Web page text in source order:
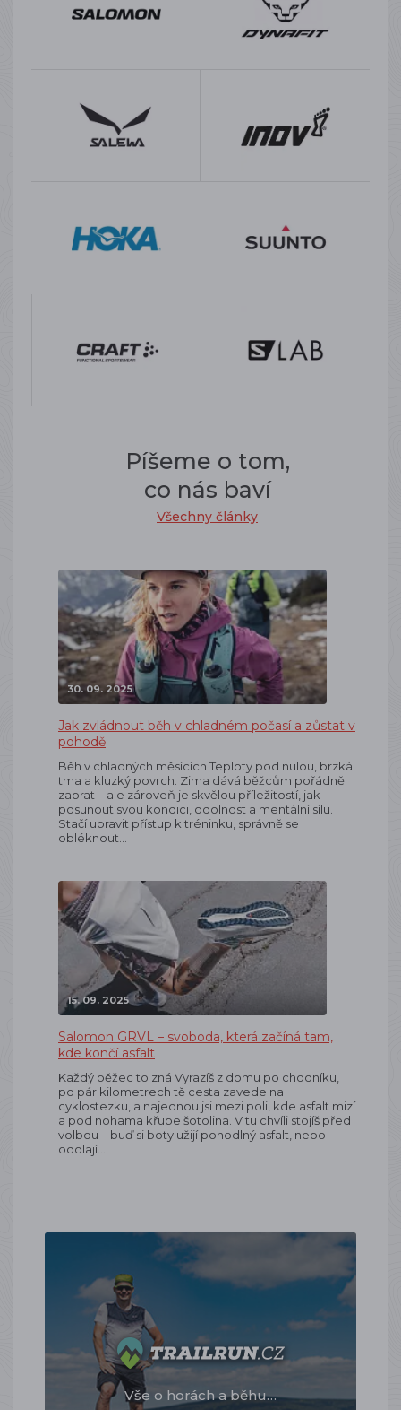
Píšeme o tom,
co nás baví
Všechny články
30. 09. 2025
Jak zvládnout běh v chladném počasí a zůstat v
pohodě
Běh v chladných měsících Teploty pod nulou, brzká
tma a kluzký povrch. Zima dává běžcům pořádně
zabrat – ale zároveň je skvělou příležitostí, jak
posunout svou kondici, odolnost a mentální sílu.
Stačí upravit přístup k tréninku, správně se
obléknout…
15. 09. 2025
Salomon GRVL – svoboda, která začíná tam,
kde končí asfalt
Každý běžec to zná Vyrazíš z domu po chodníku,
po pár kilometrech tě cesta zavede na
cyklostezku, a najednou jsi mezi poli, kde asfalt mizí
a pod nohama křupe šotolina. V tu chvíli stojíš před
volbou – buď si boty užijí pohodlný asfalt, nebo
odolají…
Vše o horách a běhu…